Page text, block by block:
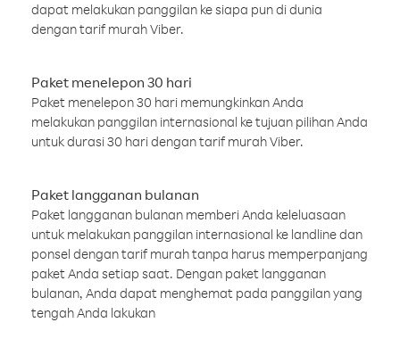
dapat melakukan panggilan ke siapa pun di dunia
dengan tarif murah Viber.
Paket menelepon 30 hari
Paket menelepon 30 hari memungkinkan Anda
melakukan panggilan internasional ke tujuan pilihan Anda
untuk durasi 30 hari dengan tarif murah Viber.
Paket langganan bulanan
Paket langganan bulanan memberi Anda keleluasaan
untuk melakukan panggilan internasional ke landline dan
ponsel dengan tarif murah tanpa harus memperpanjang
paket Anda setiap saat. Dengan paket langganan
bulanan, Anda dapat menghemat pada panggilan yang
tengah Anda lakukan